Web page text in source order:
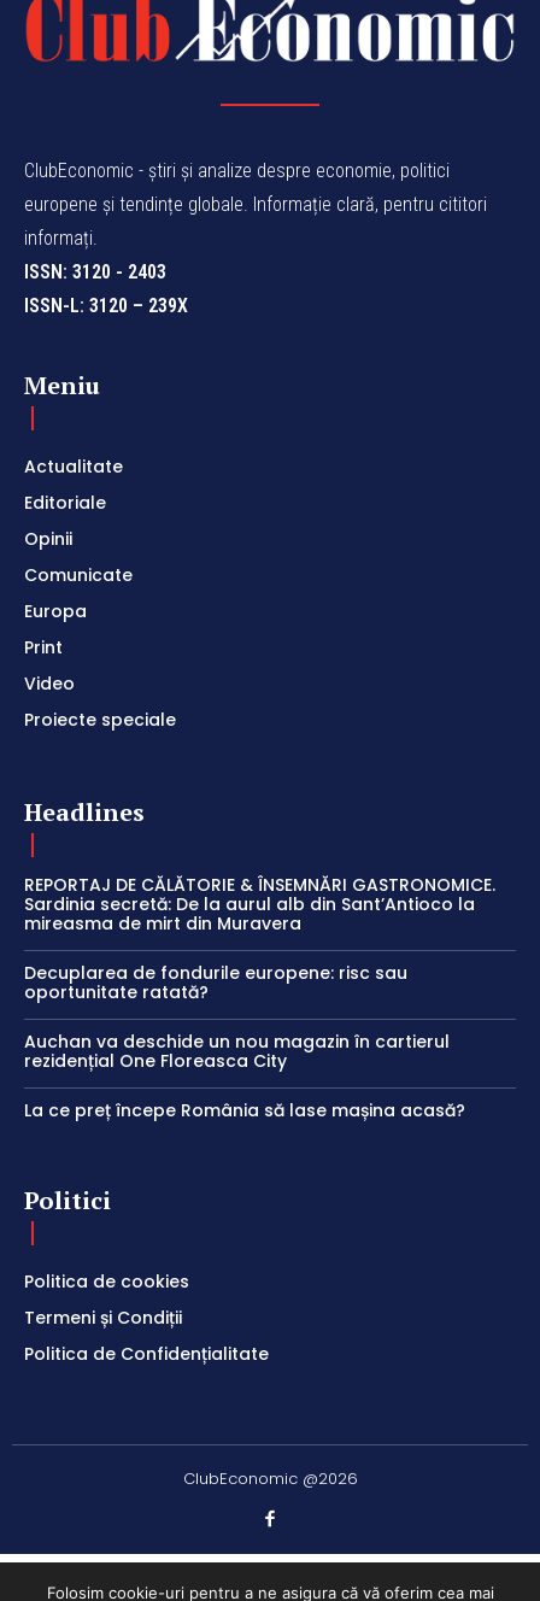
ClubEconomic - știri și analize despre economie, politici
europene și tendințe globale. Informație clară, pentru cititori
informați.
ISSN: 3120 - 2403
ISSN-L: 3120 – 239X
Meniu
Actualitate
Editoriale
Opinii
Comunicate
Europa
Print
Video
Proiecte speciale
Headlines
REPORTAJ DE CĂLĂTORIE & ÎNSEMNĂRI GASTRONOMICE.
Sardinia secretă: De la aurul alb din Sant’Antioco la
mireasma de mirt din Muravera
Decuplarea de fondurile europene: risc sau
oportunitate ratată?
Auchan va deschide un nou magazin în cartierul
rezidențial One Floreasca City
La ce preț începe România să lase mașina acasă?
Politici
Politica de cookies
Termeni și Condiții
Politica de Confidențialitate
ClubEconomic @2026
Folosim cookie-uri pentru a ne asigura că vă oferim cea mai